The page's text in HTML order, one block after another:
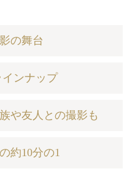
の舞台
インナップ
や友人との撮影も
約10分の1